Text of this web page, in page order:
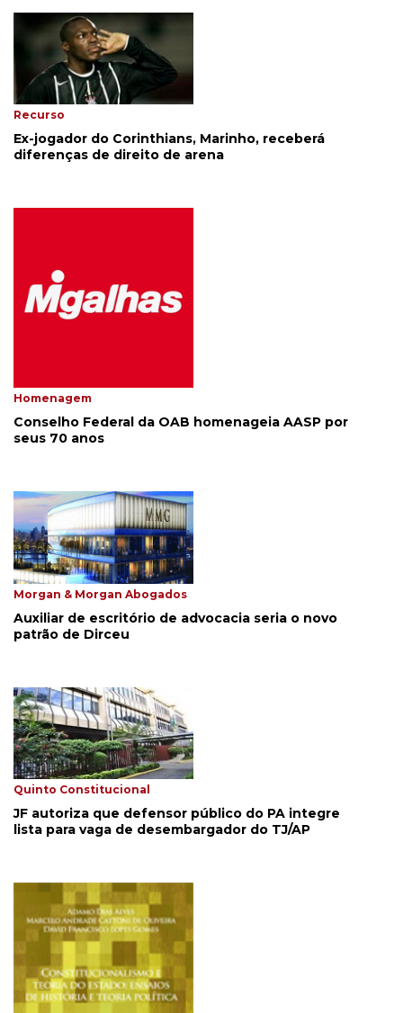
Recurso
Ex-jogador do Corinthians, Marinho, receberá
diferenças de direito de arena
Homenagem
Conselho Federal da OAB homenageia AASP por
seus 70 anos
Morgan & Morgan Abogados
Auxiliar de escritório de advocacia seria o novo
patrão de Dirceu
Quinto Constitucional
JF autoriza que defensor público do PA integre
lista para vaga de desembargador do TJ/AP